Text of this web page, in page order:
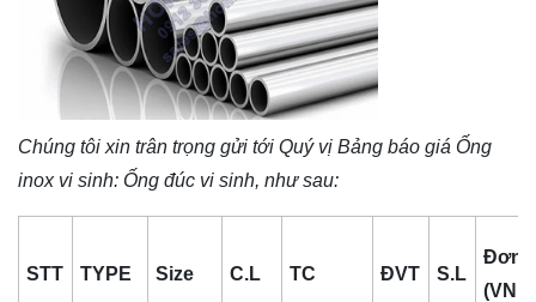
Chúng tôi xin trân trọng gửi tới Quý vị Bảng báo giá Ống
inox vi sinh: Ống đúc vi sinh, như sau:
STT TYPE Size C.L TC ĐVT S.L
Đơn